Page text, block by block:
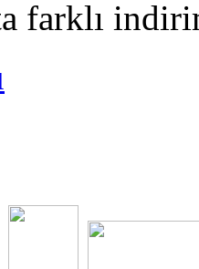
farklı